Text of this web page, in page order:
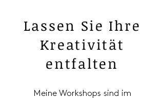
Lassen Sie Ihre
Kreativität
entfalten
Meine Workshops sind im